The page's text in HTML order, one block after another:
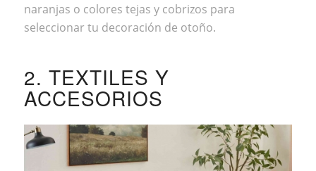
naranjas o colores tejas y cobrizos para
seleccionar tu decoración de otoño.
2. TEXTILES Y
ACCESORIOS